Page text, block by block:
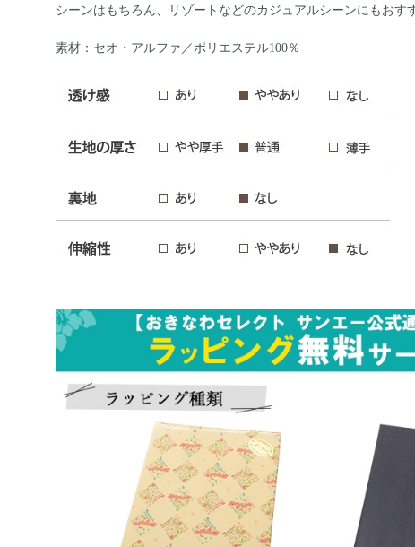
シーンはもちろん、リゾートなどのカジュアルシーンにもおす
素材：セオ・アルファ／ポリエステル100％